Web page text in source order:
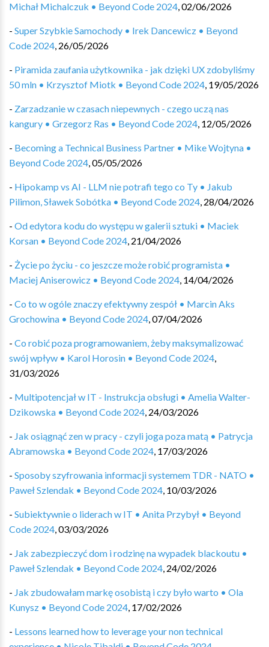
Michał Michalczuk • Beyond Code 2024,02/06/2026
- Super Szybkie Samochody • Irek Dancewicz • Beyond
Code 2024, 26/05/2026
- Piramida zaufania użytkownika - jak dzięki UX zdobyliśmy
50 mln • Krzysztof Miotk • Beyond Code 2024, 19/05/2026
- Zarzadzanie w czasach niepewnych - czego uczą nas
kangury • Grzegorz Ras • Beyond Code 2024, 12/05/2026
- Becoming a Technical Business Partner • Mike Wojtyna •
Beyond Code 2024,05/05/2026
- Hipokamp vs AI - LLM nie potrafi tego co Ty • Jakub
Pilimon, Sławek Sobótka • Beyond Code 2024, 28/04/2026
- Od edytora kodu do występu w galerii sztuki • Maciek
Korsan • Beyond Code 2024, 21/04/2026
- Życie po życiu - co jeszcze może robić programista •
Maciej Aniserowicz • Beyond Code 2024, 14/04/2026
- Co to w ogóle znaczy efektywny zespół • Marcin Aks
Grochowina • Beyond Code 2024,07/04/2026
- Co robić poza programowaniem, żeby maksymalizować
swój wpływ • Karol Horosin • Beyond Code 2024,
31/03/2026
- Multipotencjał w IT - Instrukcja obsługi • Amelia Walter-
Dzikowska • Beyond Code 2024, 24/03/2026
- Jak osiągnąć zen w pracy - czyli joga poza matą • Patrycja
Abramowska • Beyond Code 2024, 17/03/2026
- Sposoby szyfrowania informacji systemem TDR - NATO •
Paweł Szlendak • Beyond Code 2024, 10/03/2026
- Subiektywnie o liderach w IT • Anita Przybył • Beyond
Code 2024,03/03/2026
- Jak zabezpieczyć dom i rodzinę na wypadek blackoutu •
Paweł Szlendak • Beyond Code 2024, 24/02/2026
- Jak zbudowałam markę osobistą i czy było warto • Ola
Kunysz • Beyond Code 2024, 17/02/2026
- Lessons learned how to leverage your non technical